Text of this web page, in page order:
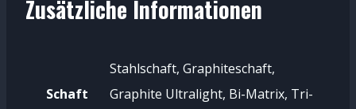
Zusätzliche Informationen
Schaft
Stahlschaft, Graphiteschaft,
Graphite Ultralight, Bi-Matrix, Tri-